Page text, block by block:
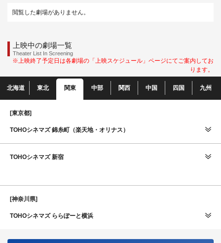
閲覧した劇場がありません。
上映中の劇場一覧
Theater List In Screening
※上映終了予定日は各劇場の「上映スケジュール」ページにてご案内してお
ります。
北海道 東北 関東 中部 関西 中国 四国 九州
[東京都]
TOHOシネマズ 錦糸町（楽天地・オリナス）
TOHOシネマズ 新宿
[神奈川県]
TOHOシネマズ ららぽーと横浜